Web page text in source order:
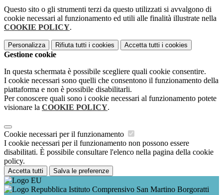
Questo sito o gli strumenti terzi da questo utilizzati si avvalgono di
cookie necessari al funzionamento ed utili alle finalità illustrate nella
COOKIE POLICY.
Personalizza Rifiuta tutti i cookies Accetta tutti i cookies
Gestione cookie
In questa schermata è possibile scegliere quali cookie consentire.
I cookie necessari sono quelli che consentono il funzionamento della
piattaforma e non è possibile disabilitarli.
Per conoscere quali sono i cookie necessari al funzionamento potete
visionare la COOKIE POLICY.
Cookie necessari per il funzionamento
I cookie necessari per il funzionamento non possono essere
disabilitati. È possibile consultare l'elenco nella pagina della cookie
policy.
Accetta tutti Salva le preferenze
Istituto Comprensivo San Martino Borgoratti